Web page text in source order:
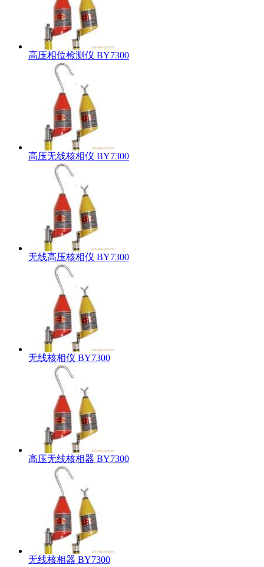
高压相位检测仪 BY7300
高压无线核相仪 BY7300
无线高压核相仪 BY7300
无线核相仪 BY7300
高压无线核相器 BY7300
无线核相器 BY7300